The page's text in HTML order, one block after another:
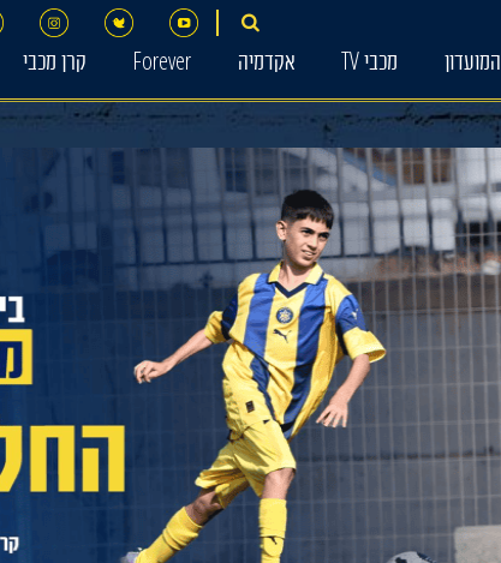
המועדון מכבי TV אקדמיה Forever קרן מכבי